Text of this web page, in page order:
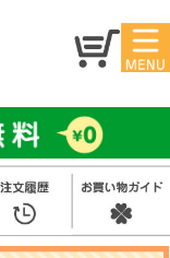
マイ
ジ
お名
前シ
ール
アイ
ロン
シー
ル